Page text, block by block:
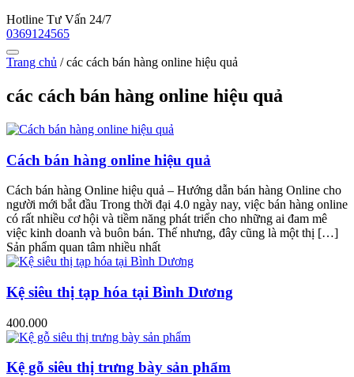
Hotline Tư Vấn 24/7
0369124565
Trang chủ /các cách bán hàng online hiệu quả
các cách bán hàng online hiệu quả
Cách bán hàng online hiệu quả
Cách bán hàng Online hiệu quả – Hướng dẫn bán hàng Online cho
người mới bắt đầu Trong thời đại 4.0 ngày nay, việc bán hàng online
có rất nhiều cơ hội và tiềm năng phát triển cho những ai đam mê
việc kinh doanh và buôn bán. Thế nhưng, đây cũng là một thị […]
Sản phẩm quan tâm nhiều nhất
Kệ siêu thị tạp hóa tại Bình Dương
400.000
Kệ gỗ siêu thị trưng bày sản phẩm